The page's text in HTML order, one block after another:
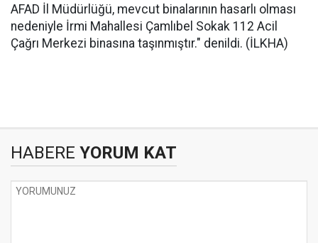
AFAD İl Müdürlüğü, mevcut binalarının hasarlı olması
nedeniyle İrmi Mahallesi Çamlıbel Sokak 112 Acil
Çağrı Merkezi binasına taşınmıştır." denildi. (İLKHA)
HABERE YORUM KAT